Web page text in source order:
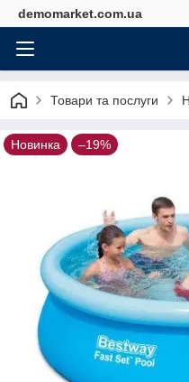
demomarket.com.ua
Товари та послуги
Новинка –19%